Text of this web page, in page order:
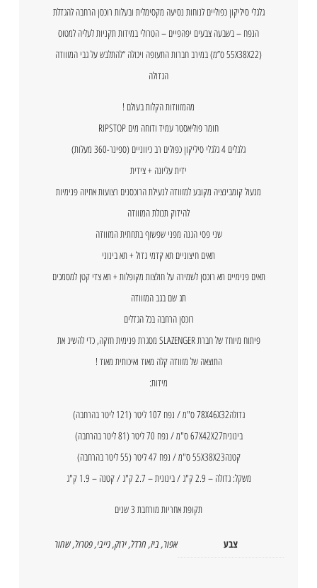
גלגלי סיליקון כפוליים לנוחות נסיעה מקסימלית ובעלות רוכסן הרחבה להגדלת
הנפח – בשבעה צבעים יפהפיים – הטרולי במידות תקניות לעליה למטוס
(55X38X22 ס”מ) במירב חברות התעופה ויכולה “להתלבש על גבי המזוודה
הגדולה
מהמזוודות הקלות בעולם !
חומר פוליאסטר עמיד ודוחה מים RIPSTOP
גלגלים 4 גלגלי סיליקון כפולים רב כיווניים (ספינר-360 מעלות)
ידית עליונה + צידית
מנעול קומבינציה מקובע למזוודה לנעילת הרוכסנים רצועות אחיזה פנימיות
להידוק תכולת המזוודה
שני פסי הגנה מפני שפשוף בתחתית המזוודה
תאים חיצוניים תא קדמי גדול + תא בינוני
תאים פנימיים תא רוכסן לשמירה על חולצות מקופלות + תא צדי קטן למסמכים
תג שם בגב המזוודה
רוכסן הרחבה בכל הגדלים
פיתוח מיוחד של חברת SLAZENGER מסגרת פנימית חזקה, כדי להשיג את
התוצאה של מזוודה קלה מאוד ואיכותית מאוד !
מידות:
גדולה78X46X32 ס"מ / נפח 107 ליטר (121 ליטר בהרחבה)
בינונית67X42X27 ס"מ / נפח 70 ליטר (81 ליטר בהרחבה)
קטנה55X38X23 ס"מ / נפח 47 ליטר (55 ליטר בהרחבה)
משקל: גדולה – 2.9 ק"ג / בינונית – 2.7 ק"ג / קטנה – 1.9 ק"ג
תקופת אחריות מורחבת 3 שנים
צבע אפור, ביז,חרדל,ירוק,נייבי,פטרול,שחור